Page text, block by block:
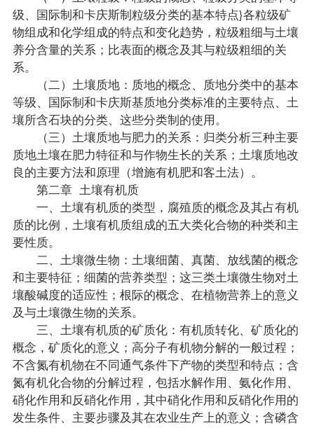
级、国际制和卡庆斯制粒级分类的基本特点}各粒级矿
物组成和化学组成的特点和变化趋势，粒级粗细与土壤
养分含量的关系；比表面的概念及其与粒级粗细的关
系。
（二）土壤质地：质地的概念、质地分类中的基本
等级、国际制和卡庆斯基质地分类标准的主要特点、土
壤所含石块的分类、这些分类制的使用。
（三）土壤质地与肥力的关系：归类分析三种主要
质地土壤在肥力特征和与作物生长的关系；土壤质地改
良的主要方法和原理（增施有机肥和客土法）。
第二章 土壤有机质
一、土壤有机质的类型，腐殖质的概念及其占有机
质的比例，土壤有机质组成的五大类化合物的种类和主
要性质。
二、土壤微生物：土壤细菌、真菌、放线菌的概念
和主要特征；细菌的营养类型；这三类土壤微生物对土
壤酸碱度的适应性；根际的概念、在植物营养上的意义
及与土壤微生物的关系。
三、土壤有机质的矿质化：有机质转化、矿质化的
概念，矿质化的意义；高分子有机物分解的一般过程；
不含氮有机物在不同通气条件下产物的类型和特点；含
氮有机化合物的分解过程，包括水解作用、氨化作用、
硝化作用和反硝化作用，其中硝化作用和反硝化作用的
发生条件、主要步骤及其在农业生产上的意义；含磷含